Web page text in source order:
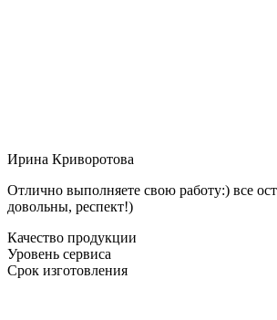
Ирина Криворотова
Отлично выполняете свою работу:) все
довольны, респект!)
Качество продукции
Уровень сервиса
Срок изготовления